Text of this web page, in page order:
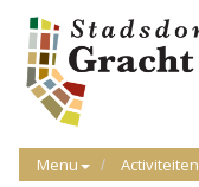
Menu Activiteiten